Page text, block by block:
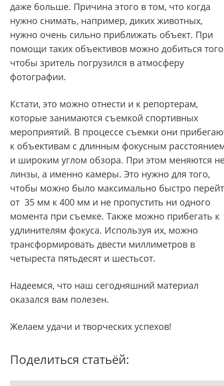
даже больше. Причина этого в том, что когда
нужно снимать, например, диких животных,
нужно очень сильно приближать объект. При
помощи таких объективов можно добиться
чтобы зритель погрузился в атмосферу
фотографии.
Кстати, это можно отнести и к репортерам,
которые занимаются съемкой спортивных
мероприятий. В процессе съемки они
к объективам с длинным фокусным
и широким углом обзора. При этом меняются
линзы, а именно камеры. Это нужно для того,
чтобы можно было максимально быстро
от 35 мм к 400 мм и не пропустить ни одного
момента при съемке. Также можно прибегать к
удлинителям фокуса. Используя их, можно
трансформировать двести миллиметров в
четыреста пятьдесят и шестьсот.
Надеемся, что наш сегодняшний материал
оказался вам полезен.
Желаем удачи и творческих успехов!
Поделиться статьёй: